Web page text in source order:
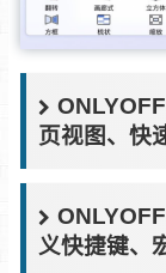
页视图、快
义快捷键、